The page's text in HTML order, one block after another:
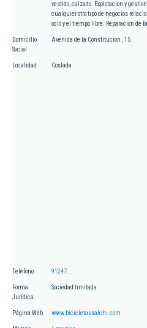
vestido, calzado. Explotacion y
cualquier otro tipo de negocios
ocio y el tiempo libre. Reparacion de
Domicilio
Social
Avenida de la Constitucion , 15
Localidad Coslada
Teléfono 91247...
Forma
Jurídica
Sociedad limitada
Página Web www.bicicletassalchi.com